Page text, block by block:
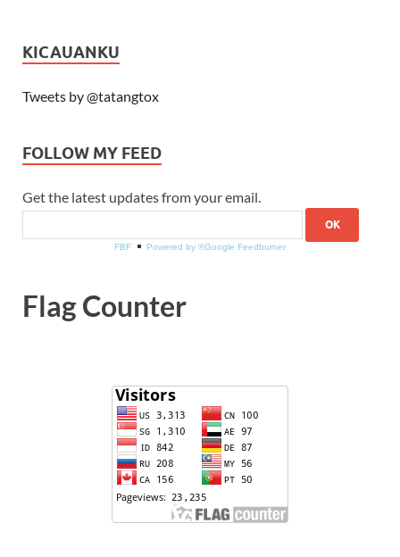
KICAUANKU
Tweets by @tatangtox
FOLLOW MY FEED
Get the latest updates from your email.
FBF Powered by ®Google Feedburner
Flag Counter